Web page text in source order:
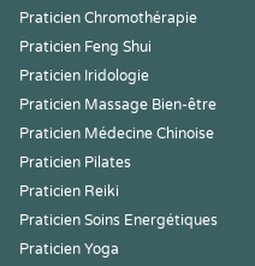
Praticien Chromothérapie
Praticien Feng Shui
Praticien Iridologie
Praticien Massage Bien-être
Praticien Médecine Chinoise
Praticien Pilates
Praticien Reiki
Praticien Soins Energétiques
Praticien Yoga